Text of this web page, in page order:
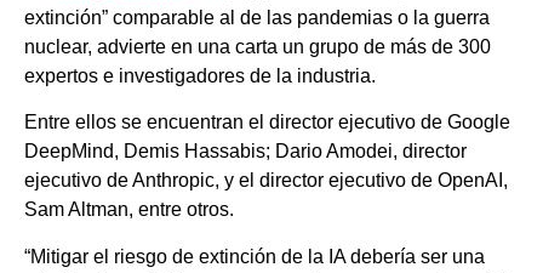
extinción” comparable al de las pandemias o la guerra
nuclear, advierte en una carta un grupo de más de 300
expertos e investigadores de la industria.
Entre ellos se encuentran el director ejecutivo de Google
DeepMind, Demis Hassabis; Dario Amodei, director
ejecutivo de Anthropic, y el director ejecutivo de OpenAI,
Sam Altman, entre otros.
“Mitigar el riesgo de extinción de la IA debería ser una